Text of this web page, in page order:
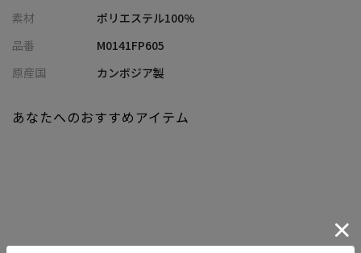
機能素材と軽やかなプリントで爽快感のある「ライトグレー」
「ベージュ」「ネイビー」
シャツ、カットソーとインナーを選ばずスタイリングいただけま
ビジネスでの会食、形式ばらない商談などでもご着用いただける
ほか、演奏会/観劇/授業参観/パーティーなど様々なシーンでご着
素材
ポリエステル100%
品番
M0141FP605
原産国
カンボジア製
あなたへのおすすめアイテム